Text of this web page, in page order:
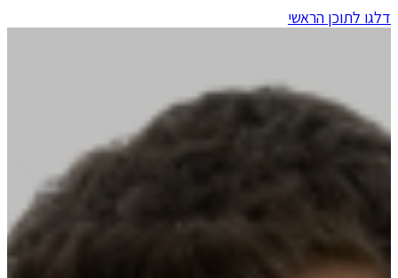
דלגו לתוכן הראשי